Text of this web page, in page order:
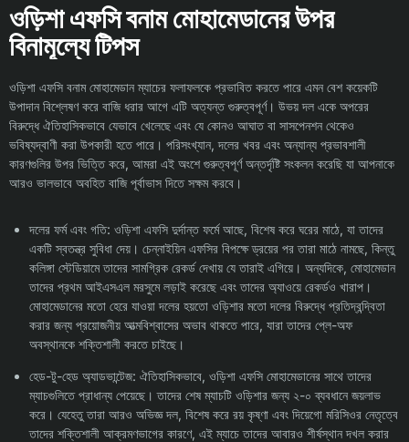
ওড়িশা এফসি বনাম মোহামেডানের উপর
বিনামূল্যে টিপস
ওড়িশা এফসি বনাম মোহামেডান ম্যাচের ফলাফলকে প্রভাবিত করতে পারে এমন বেশ কয়েকটি
উপাদান বিশ্লেষণ করে বাজি ধরার আগে এটি অত্যন্ত গুরুত্বপূর্ণ। উভয় দল একে অপরের
বিরুদ্ধে ঐতিহাসিকভাবে যেভাবে খেলেছে এবং যে কোনও আঘাত বা সাসপেনশন থেকেও
ভবিষ্যদ্বাণী করা উপকারী হতে পারে। পরিসংখ্যান, দলের খবর এবং অন্যান্য প্রভাবশালী
কারণগুলির উপর ভিত্তি করে, আমরা এই অংশে গুরুত্বপূর্ণ অন্তর্দৃষ্টি সংকলন করেছি যা আপনাকে
আরও ভালভাবে অবহিত বাজি পূর্বাভাস দিতে সক্ষম করবে।
দলের ফর্ম এবং গতি: ওড়িশা এফসি দুর্দান্ত ফর্মে আছে, বিশেষ করে ঘরের মাঠে, যা তাদের
একটি স্বতন্ত্র সুবিধা দেয়। চেন্নাইয়িন এফসির বিপক্ষে ড্রয়ের পর তারা মাঠে নামছে, কিন্তু
কলিঙ্গা স্টেডিয়ামে তাদের সামগ্রিক রেকর্ড দেখায় যে তারাই এগিয়ে। অন্যদিকে, মোহামেডান
তাদের প্রথম আইএসএল মরসুমে লড়াই করেছে এবং তাদের অ্যাওয়ে রেকর্ডও খারাপ।
মোহামেডানের মতো হেরে যাওয়া দলের হয়তো ওড়িশার মতো দলের বিরুদ্ধে প্রতিদ্বন্দ্বিতা
করার জন্য প্রয়োজনীয় আত্মবিশ্বাসের অভাব থাকতে পারে, যারা তাদের প্লে-অফ
অবস্থানকে শক্তিশালী করতে চাইছে।
হেড-টু-হেড অ্যাডভান্টেজ: ঐতিহাসিকভাবে, ওড়িশা এফসি মোহামেডানের সাথে তাদের
ম্যাচগুলিতে প্রাধান্য পেয়েছে। তাদের শেষ ম্যাচটি ওড়িশার জন্য ২-০ ব্যবধানে জয়লাভ
করে। যেহেতু তারা আরও অভিজ্ঞ দল, বিশেষ করে রয় কৃষ্ণা এবং দিয়েগো মরিসিওর নেতৃত্বে
তাদের শক্তিশালী আক্রমণভাগের কারণে, এই ম্যাচে তাদের আবারও শীর্ষস্থান দখল করার